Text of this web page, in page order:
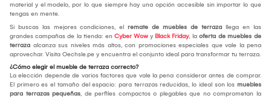
material y el modelo, por lo que siempre hay una opción accesible sin importar lo que
tengas en mente.
Si buscas las mejores condiciones, el remate de muebles de terraza llega en las
grandes campañas de la tienda: en Cyber Wow y Black Friday, la oferta de muebles de
terraza alcanza sus niveles más altos, con promociones especiales que vale la pena
aprovechar. Visita Oechsle.pe y encuentra el conjunto ideal para transformar tu terraza.
¿Cómo elegir el mueble de terraza correcto?
La elección depende de varios factores que vale la pena considerar antes de comprar.
El primero es el tamaño del espacio: para terrazas reducidas, lo ideal son los muebles
para terrazas pequeñas, de perfiles compactos o plegables que no comprometan la